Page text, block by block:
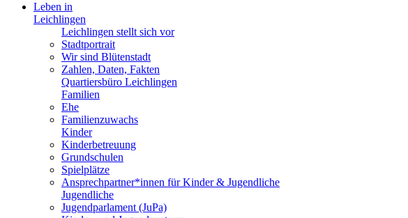
Leben in
Leichlingen
Leichlingen stellt sich vor
Stadtportrait
Wir sind Blütenstadt
Zahlen, Daten, Fakten
Quartiersbüro Leichlingen
Familien
Ehe
Familienzuwachs
Kinder
Kinderbetreuung
Grundschulen
Spielplätze
Ansprechpartner*innen für Kinder & Jugendliche
Jugendliche
Jugendparlament (JuPa)